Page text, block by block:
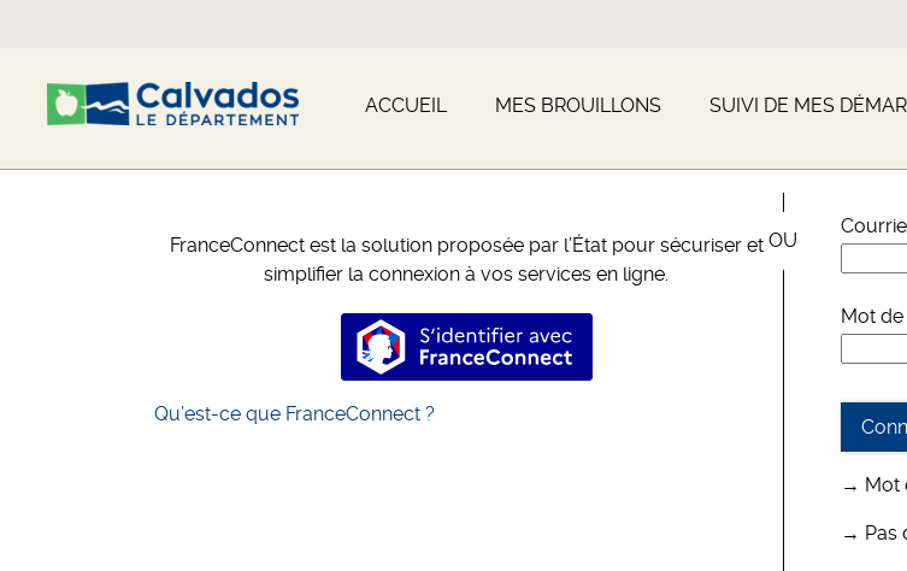
ACCUEIL MES BROUILLONS SUIVI DE MES
FranceConnect est la solution proposée par l’État pour sécuriser et
simplifier la connexion à vos services en ligne.
S’identifier avec FranceConnect
Qu’est-ce que FranceConnect ?
Mot
→ Mot
→ Pas